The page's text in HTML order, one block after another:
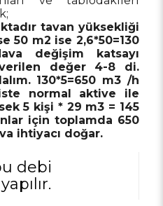
tavan yüksekliği
50 m2 ise 2,6*50=130
değişim katsayı
değer 4-8 di.
130*5=650 m3 /h
normal aktive ile
5 kişi * 29 m3 = 145
için toplamda 650
ihtiyacı doğar.
debi